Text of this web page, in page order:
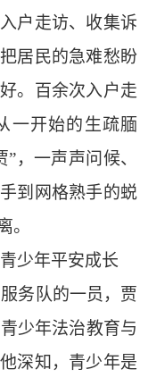
户走访、收集诉
居民的急难愁盼
。百余次入户走
一开始的生疏腼
，一声声问候、
到网格熟手的蜕
。
少年平安成长
务队的一员，贾
少年法治教育与
深知，青少年是